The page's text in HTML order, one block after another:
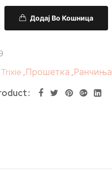
Додај Во Кошница
Trixie ,Прошетка ,Ранчиња